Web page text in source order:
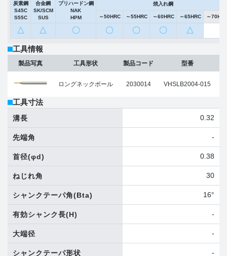
炭素鋼
S45C
S55C
合金鋼
SK/SCM
SUS
プリハードン鋼
NAK
HPM
焼入れ鋼
～50HRC ～55HRC ～60HRC ～65HRC ～
△ △ 〇 〇 〇 〇 △
工具情報
製品写真 工具形状
ロングネックボール
製品コード
2030014
型番
VHSLB2004-015
工具寸法
溝長 0.32
先端角 -
首径(φd) 0.38
ねじれ角 30
シャンクテーパ角(Bta) 16°
有効シャンク長(H) -
大端径 -
シャンクテーパ形状 -